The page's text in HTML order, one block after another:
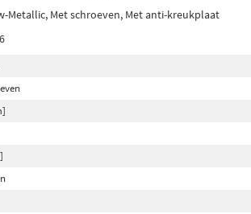
Metallic, Met schroeven, Met anti-kreukplaat